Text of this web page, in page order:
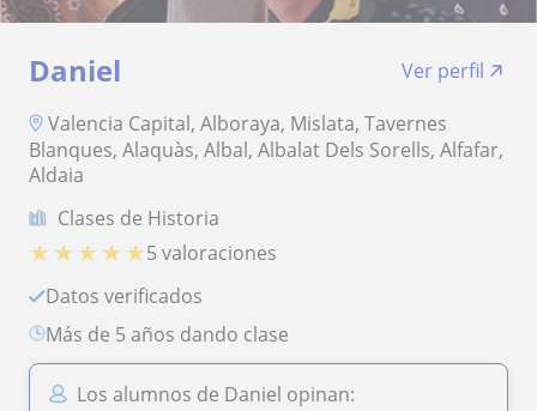
Daniel
Ver perfil
Valencia Capital, Alboraya, Mislata, Tavernes
Blanques, Alaquàs, Albal, Albalat Dels Sorells, Alfafar,
Aldaia
Clases de Historia
★ ★ ★ ★ ★5 valoraciones
Datos verificados
más de 5 años dando clase
Los alumnos de Daniel opinan: